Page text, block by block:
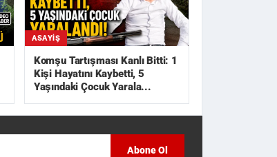
ASAYIŞ
Komşu Tartışması Kanlı Bitti: 1
Kişi Hayatını Kaybetti, 5
Yaşındaki Çocuk Yarala...
Abone Ol